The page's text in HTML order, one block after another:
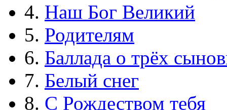
4. Наш Бог Великий
5. Родителям
6. Баллада о трёх
7. Белый снег
8. С Рождеством тебя